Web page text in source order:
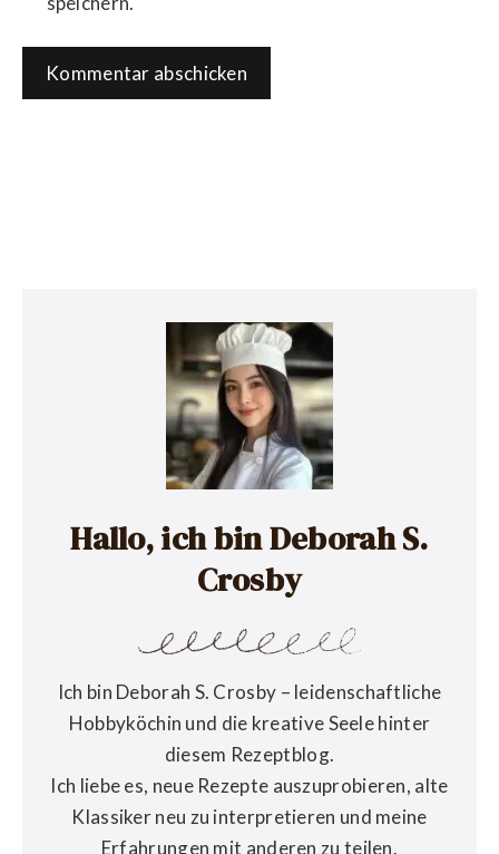
Hallo, ich bin Deborah S.
Crosby
Ich bin Deborah S. Crosby – leidenschaftliche
Hobbyköchin und die kreative Seele hinter
diesem Rezeptblog.
Ich liebe es, neue Rezepte auszuprobieren, alte
Klassiker neu zu interpretieren und meine
Erfahrungen mit anderen zu teilen.